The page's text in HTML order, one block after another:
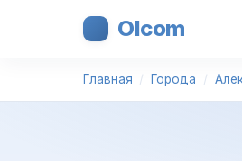
Olcom
Главная Города